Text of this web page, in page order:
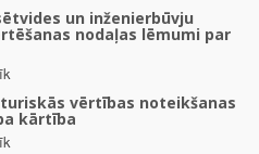
un inženierbūvju
nodaļas lēmumi par
vērtības noteikšanas
kārtība